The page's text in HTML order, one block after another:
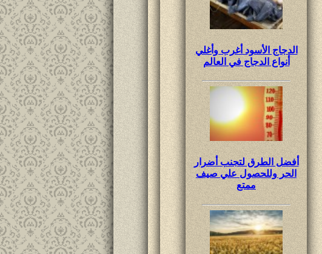
الدجاج الأسود أغرب وأغلي
أنواع الدجاج في العالم
أفضل الطرق لتجنب أضرار
الحر وللحصول علي صيف
ممتع